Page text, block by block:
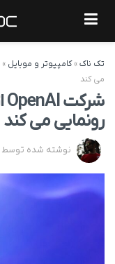
تک ناک»کامپیوتر و موبایل »
می کند
رونمایی می کند
نوشته شده توسط